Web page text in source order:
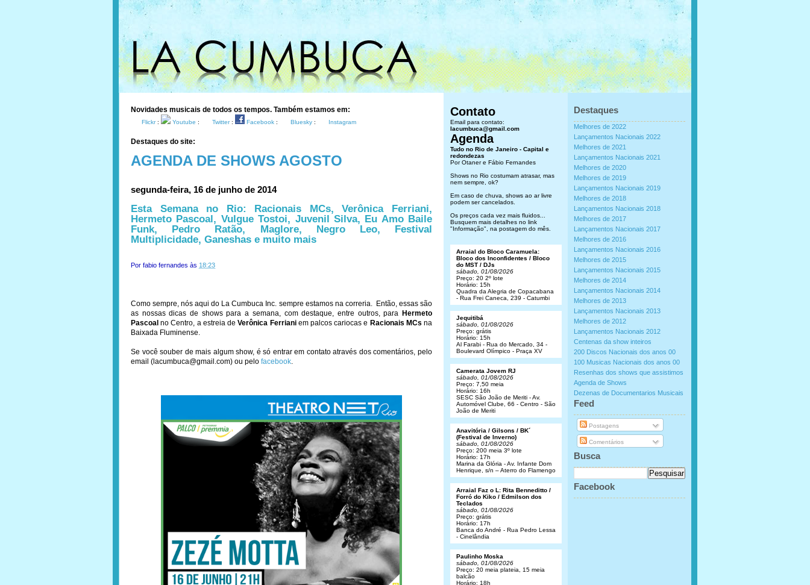
Novidades musicais de todos os tempos. Também estamos em:
Flickr: Youtube : Twitter: Facebook : Bluesky : Instagram
Destaques do site:
AGENDA DE SHOWS AGOSTO
segunda-feira, 16 de junho de 2014
Esta Semana no Rio: Racionais MCs, Verônica Ferriani,
Hermeto Pascoal, Vulgue Tostoi, Juvenil Silva, Eu Amo Baile
Funk, Pedro Ratão, Maglore, Negro Leo, Festival
Multiplicidade, Ganeshas e muito mais
Por fabio fernandes às 18:23
Como sempre, nós aqui do La Cumbuca Inc. sempre estamos na correria. Então, essas são
as nossas dicas de shows para a semana, com destaque, entre outros, para Hermeto
Pascoal no Centro, a estreia deVerônica Ferriani em palcos cariocas e Racionais MCs na
Baixada Fluminense.
Se você souber de mais algum show, é só entrar em contato através dos comentários, pelo
email (lacumbuca@gmail.com) ou pelo facebook.
Destaques
Melhores de 2022
Lançamentos Nacionais 2022
Melhores de 2021
Lançamentos Nacionais 2021
Melhores de 2020
Melhores de 2019
Lançamentos Nacionais 2019
Melhores de 2018
Lançamentos Nacionais 2018
Melhores de 2017
Lançamentos Nacionais 2017
Melhores de 2016
Lançamentos Nacionais 2016
Melhores de 2015
Lançamentos Nacionais 2015
Melhores de 2014
Lançamentos Nacionais 2014
Melhores de 2013
Lançamentos Nacionais 2013
Melhores de 2012
Lançamentos Nacionais 2012
Centenas da show inteiros
200 Discos Nacionais dos anos 00
100 Musicas Nacionais dos anos 00
Resenhas dos shows que assistimos
Agenda de Shows
Dezenas de Documentarios Musicais
Feed
Postagens
Comentários
Busca
Facebook
Contato
Email para contato:
lacumbuca@gmail.com
Agenda
Tudo no Rio de Janeiro - Capital e
redondezas
Por Otaner e Fábio Fernandes
Shows no Rio costumam atrasar, mas
nem sempre, ok?
Em caso de chuva, shows ao ar livre
podem ser cancelados.
Os preços cada vez mais fluidos...
Busquem mais detalhes no link
"Informação", na postagem do mês.
Arraial do Bloco Caramuela:
Bloco dos Inconfidentes / Bloco
do MST / DJs
sábado, 01/08/2026
Preço: 20 2º lote
Horário: 15h
Quadra da Alegria de Copacabana
- Rua Frei Caneca, 239 - Catumbi
Jequitibá
sábado, 01/08/2026
Preço: grátis
Horário: 15h
Al Farabi - Rua do Mercado, 34 -
Boulevard Olímpico - Praça XV
Camerata Jovem RJ
sábado, 01/08/2026
Preço: 7,50 meia
Horário: 16h
SESC São João de Meriti - Av.
Automóvel Clube, 66 - Centro - São
João de Meriti
Anavitória / Gilsons / BK´
(Festival de Inverno)
sábado, 01/08/2026
Preço: 200 meia 3º lote
Horário: 17h
Marina da Glória - Av. Infante Dom
Henrique, s/n – Aterro do Flamengo
Arraial Faz o L: Rita Benneditto /
Forró do Kiko / Edmilson dos
Teclados
sábado, 01/08/2026
Preço: grátis
Horário: 17h
Banca do André - Rua Pedro Lessa
- Cinelândia
Paulinho Moska
sábado, 01/08/2026
Preço: 20 meia plateia, 15 meia
balcão
Horário: 18h